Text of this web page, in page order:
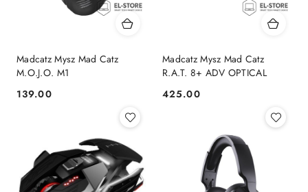
Madcatz Mysz Mad Catz
M.O.J.O. M1
Cena:
139.00
Madcatz Mysz Mad Catz
R.A.T. 8+ ADV OPTICAL
Cena:
425.00